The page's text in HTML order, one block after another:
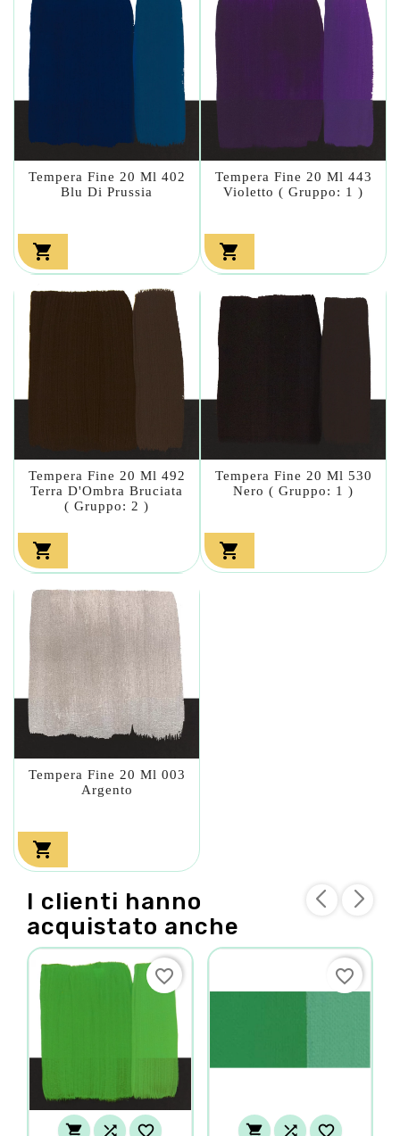
Tempera Fine 20 Ml 402
Blu Di Prussia

Tempera Fine 20 Ml 443
Violetto ( Gruppo: 1 )

Tempera Fine 20 Ml 492
Terra D'Ombra Bruciata
( Gruppo: 2 )

Tempera Fine 20 Ml 530
Nero ( Gruppo: 1 )

Tempera Fine 20 Ml 003
Argento

I clienti hanno
acquistato anche
  
favorite_border
  
favorite_border